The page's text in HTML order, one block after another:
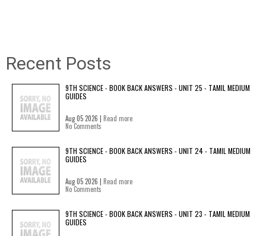
Recent Posts
9TH SCIENCE - BOOK BACK ANSWERS - UNIT 25 - TAMIL MEDIUM
GUIDES
Aug 05 2026 | Read more
No Comments
9TH SCIENCE - BOOK BACK ANSWERS - UNIT 24 - TAMIL MEDIUM
GUIDES
Aug 05 2026 | Read more
No Comments
9TH SCIENCE - BOOK BACK ANSWERS - UNIT 23 - TAMIL MEDIUM
GUIDES